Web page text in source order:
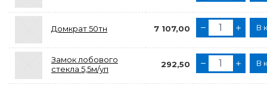
Домкрат 50тн 7 107,00 В
Замок лобового
стекла 5,5м/уп
292,50 В